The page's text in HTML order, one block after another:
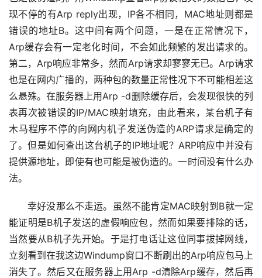
现不停的有Arp reply出现，IP各不相同，MAC地址则都是
错误的地址B。这中间有两个问题，一是在正常情况下，
Arp缓存会有一定老化时间，不会如此频繁的发出请求的。
第二，Arp响应非常多，然而Arp请求却寥寥无已。Arp请求
也是在网内广播的，两种包的数量正常性况下不可能相差这
么悬殊。在服务器上用Arp -d删除缓存后，会发现很快的列
表再次被错误的IP/MAC映射填充，由此看来，某台机子有
木马程序不停的向网内机子发送伪造的ARP请求是确定的
了。但是如何查出这台机子的IP地址呢？ARP响应中并没有
提供源地址，即使有也可能是被伪造的。一时间没有什么办
法。
幸好没那么不走运。虽然不能肯定MAC映射到B就一定
能证明是B机子发送的虚假响应包，然而如果要排除的话，
当然要从B机子先开始。于是打电话让这位同事拔掉网线，
立刻看到在我这边Windump窗口不断刷出的Arp响应包马上
消失了。然后又在服务器上用Arp -d清除Arp缓存，然后再